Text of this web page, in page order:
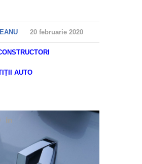
20 februarie 2020
AUTO